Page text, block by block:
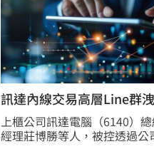
訊達內線交易高層Line群
上櫃公司訊達電腦（6140）
經理莊博勝等人，被控透過